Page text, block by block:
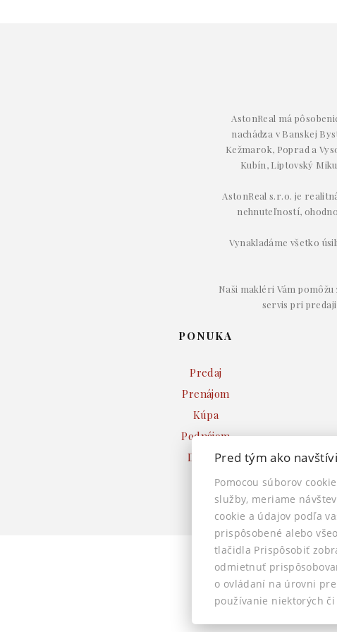
AstonReal má
nachádza v Banskej
Kežmarok, Poprad a
Kubín, Liptovský
AstonReal s.r.o. je
nehnuteľností,
Vynakladáme všetko
Naši makléri Vám
servis pri
PONUKA
Predaj
Prenájom
Kúpa
Podnájom
Dražby
Horná
Pred tým ako
Pomocou súborov
služby, meriame
cookie a údajov podľa
prispôsobené alebo
tlačidla Prispôsobiť
odmietnuť
o ovládaní na úrovni
používanie niektorých